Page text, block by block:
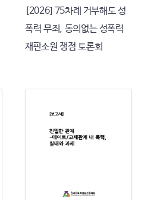
[2026] 75차례 거부해도 성
폭력 무죄, 동의없는 성폭력
재판소원 쟁점 토론회